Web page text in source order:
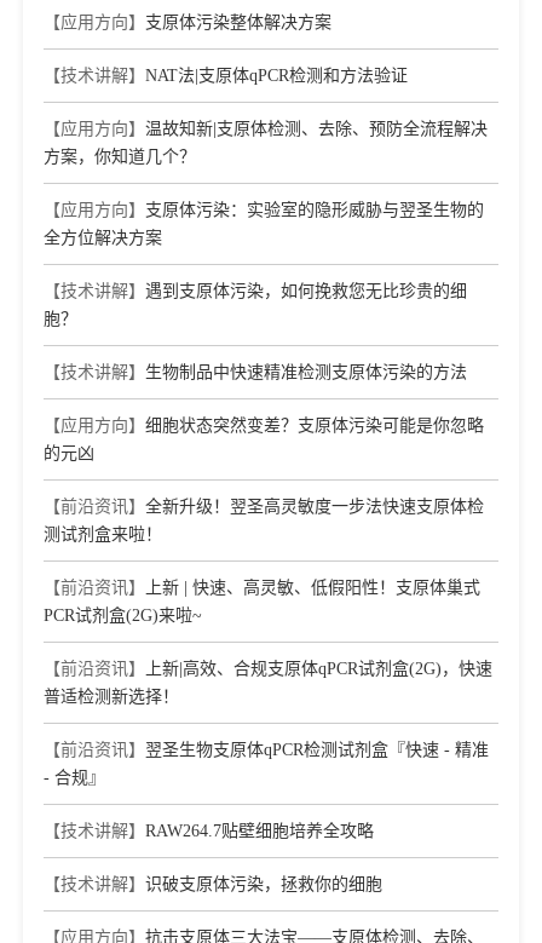
【应用方向】 支原体污染整体解决方案
【技术讲解】 NAT法|支原体qPCR检测和方法验证
【应用方向】 温故知新|支原体检测、去除、预防全流程解决
方案，你知道几个？
【应用方向】 支原体污染：实验室的隐形威胁与翌圣生物的
全方位解决方案
【技术讲解】 遇到支原体污染，如何挽救您无比珍贵的细
胞？
【技术讲解】 生物制品中快速精准检测支原体污染的方法
【应用方向】 细胞状态突然变差？支原体污染可能是你忽略
的元凶
【前沿资讯】 全新升级！翌圣高灵敏度一步法快速支原体检
测试剂盒来啦！
【前沿资讯】
上新 | 快速、高灵敏、低假阳性！支原体巢式
PCR试剂盒(2G)来啦~
【前沿资讯】
上新|高效、合规支原体qPCR试剂盒(2G)，快速
普适检测新选择！
【前沿资讯】 翌圣生物支原体qPCR检测试剂盒『快速 - 精准
- 合规』
【技术讲解】 RAW264.7贴壁细胞培养全攻略
【技术讲解】 识破支原体污染，拯救你的细胞
【应用方向】 抗击支原体三大法宝——支原体检测、去除、